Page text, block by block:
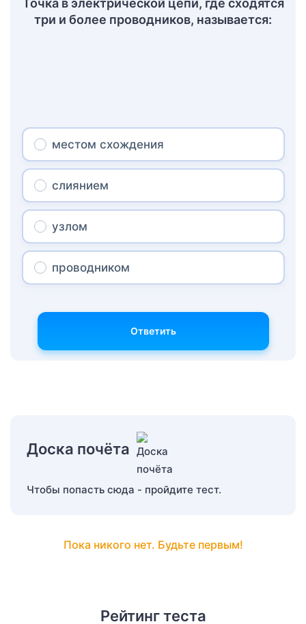
Точка в электрической цепи, где сходятся
три и более проводников, называется:
местом схождения
слиянием
узлом
проводником
Ответить
Доска почёта
Чтобы попасть сюда - пройдите тест.
Пока никого нет. Будьте первым!
Рейтинг теста